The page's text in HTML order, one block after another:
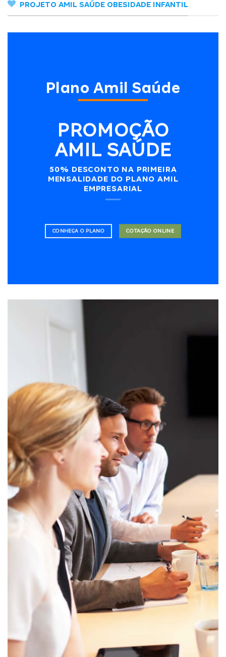
PROJETO AMIL SAÚDE OBESIDADE INFANTIL
Plano Amil Saúde
PROMOÇÃO
AMIL SAÚDE
50% DESCONTO NA PRIMEIRA
MENSALIDADE DO PLANO AMIL
EMPRESARIAL
CONHEÇA O PLANO COTAÇÃO ONLINE